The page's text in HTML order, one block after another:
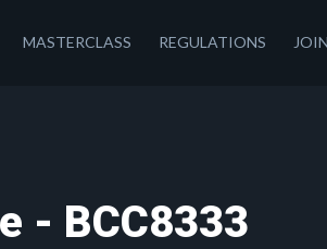
MASTERCLASS REGULATIONS
- BCC8333